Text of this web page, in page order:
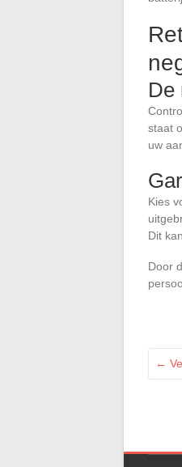
De
staat
uw
Kies
Dit
Door
←